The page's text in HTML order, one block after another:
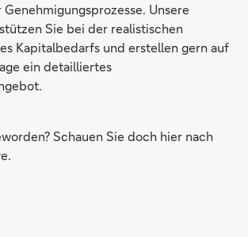
Unsere
Sie bei der realistischen
Kapitalbedarfs und erstellen gern auf
ein detailliertes
Schauen Sie doch hier nach